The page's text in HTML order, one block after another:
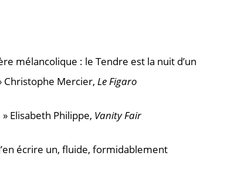
mélancolique : le Tendre est la nuit d’un
Christophe Mercier, Le Figaro
Elisabeth Philippe, Vanity Fair
écrire un, fluide, formidablement